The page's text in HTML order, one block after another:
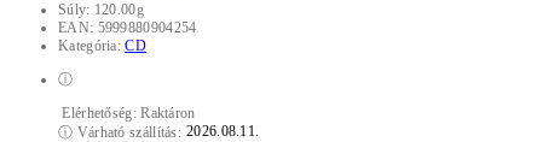
Súly: 120.00g
EAN: 5999880904254
Kategória:CD
ⓘ
Elérhetőség:Raktáron
ⓘ Várható szállítás: 2026.08.11.